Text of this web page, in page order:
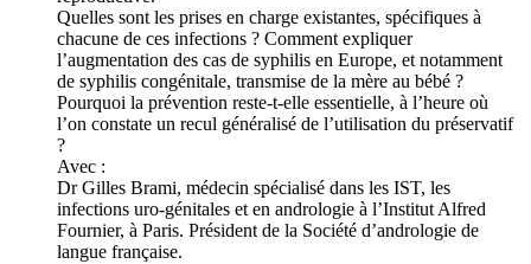
Quelles sont les prises en charge existantes, spécifiques à
chacune de ces infections ? Comment expliquer
l’augmentation des cas de syphilis en Europe, et notamment
de syphilis congénitale, transmise de la mère au bébé ?
Pourquoi la prévention reste-t-elle essentielle, à l’heure où
l’on constate un recul généralisé de l’utilisation du préservatif
?
Avec :
Dr Gilles Brami, médecin spécialisé dans les IST, les
infections uro-génitales et en andrologie à l’Institut Alfred
Fournier, à Paris. Président de la Société d’andrologie de
langue française.